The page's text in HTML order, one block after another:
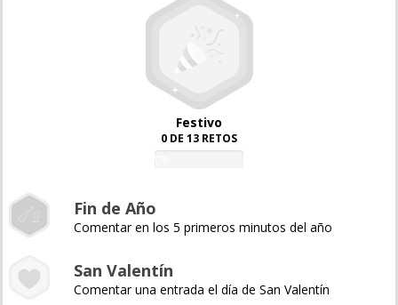
Festivo
0 DE 13 RETOS
Fin de Año
Comentar en los 5 primeros minutos del año
San Valentín
Comentar una entrada el día de San Valentín